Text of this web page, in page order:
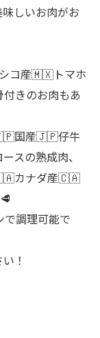
しいお肉がお
コ産🇲🇽トマホ
きのお肉もあ
🇯🇵国産🇯🇵仔牛
スの熟成肉、
カナダ産🇨🇦
で調理可能で
！